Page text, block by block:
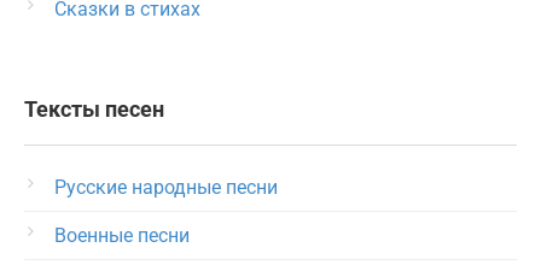
Сказки в стихах
Тексты песен
Русские народные песни
Военные песни